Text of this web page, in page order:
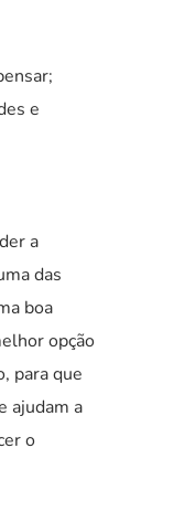
e
a
das
boa
opção
para que
ajudam a
o